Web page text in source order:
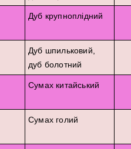
Дуб крупноплідний
Дуб шпильковий,
дуб болотний
Сумах китайський
Сумах голий